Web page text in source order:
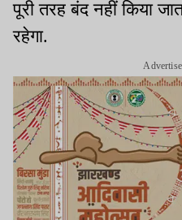
पूरी तरह बंद नहीं किया
रहेगा.